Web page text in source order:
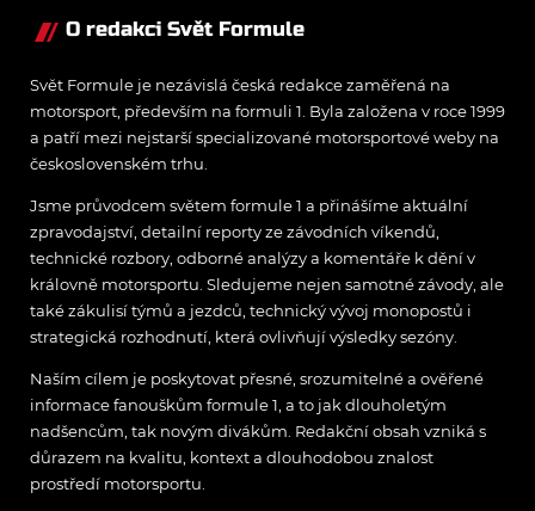
O redakci Svět Formule
Svět Formule je nezávislá česká redakce zaměřená na
motorsport, především na formuli 1. Byla založena v roce 1999
a patří mezi nejstarší specializované motorsportové weby na
československém trhu.
Jsme průvodcem světem formule 1 a přinášíme aktuální
zpravodajství, detailní reporty ze závodních víkendů,
technické rozbory, odborné analýzy a komentáře k dění v
královně motorsportu. Sledujeme nejen samotné závody, ale
také zákulisí týmů a jezdců, technický vývoj monopostů i
strategická rozhodnutí, která ovlivňují výsledky sezóny.
Naším cílem je poskytovat přesné, srozumitelné a ověřené
informace fanouškům formule 1, a to jak dlouholetým
nadšencům, tak novým divákům. Redakční obsah vzniká s
důrazem na kvalitu, kontext a dlouhodobou znalost
prostředí motorsportu.